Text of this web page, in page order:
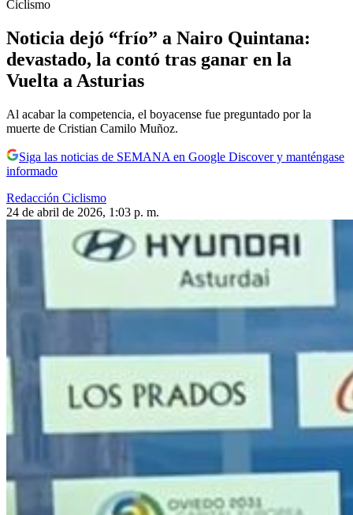
Ciclismo
Noticia dejó “frío” a Nairo Quintana:
devastado, la contó tras ganar en la
Vuelta a Asturias
Al acabar la competencia, el boyacense fue preguntado por la
muerte de Cristian Camilo Muñoz.
Siga las noticias de SEMANA en Google Discover y manténgase
informado
Redacción Ciclismo
24 de abril de 2026, 1:03 p. m.